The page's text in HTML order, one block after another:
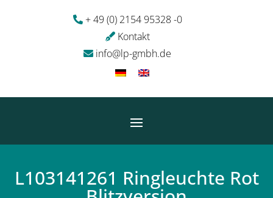
+ 49 (0) 2154 95328 -0
Kontakt
info@lp-gmbh.de
L103141261 Ringleuchte Rot